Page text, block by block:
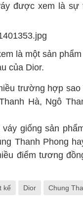
được xem là sự
là một sản phẩm
của Dior.
trường hợp
Hà, Ngô
giống sản
Thanh Phong
điểm tương
kế Dior Chung